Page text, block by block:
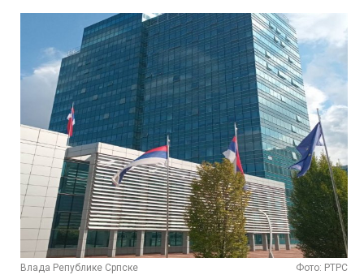
Влада Републике Српске Фото: РТРС